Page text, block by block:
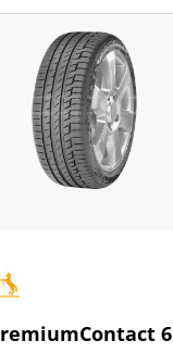
6